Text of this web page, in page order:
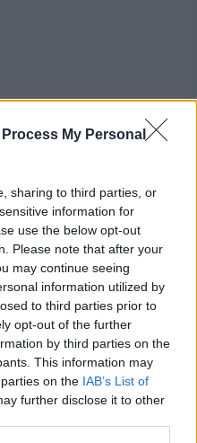
My Personal
sharing to third parties, or
information for
use the below opt-out
Please note that after your
may continue seeing
information utilized by
to third parties prior to
opt-out of the further
by third parties on the
This information may
on the IAB’s List of
further disclose it to other